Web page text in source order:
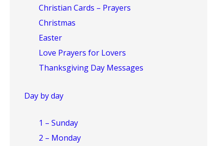
Christian Cards – Prayers
Christmas
Easter
Love Prayers for Lovers
Thanksgiving Day Messages
Day by day
1 – Sunday
2 – Monday